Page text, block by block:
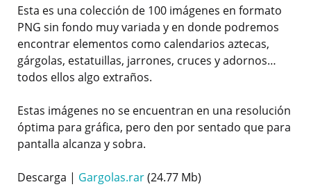
Esta es una colección de 100 imágenes en formato
PNG sin fondo muy variada y en donde podremos
encontrar elementos como calendarios aztecas,
gárgolas, estatuillas, jarrones, cruces y adornos…
todos ellos algo extraños.
Estas imágenes no se encuentran en una resolución
óptima para gráfica, pero den por sentado que para
pantalla alcanza y sobra.
Descarga | Gargolas.rar(24.77 Mb)